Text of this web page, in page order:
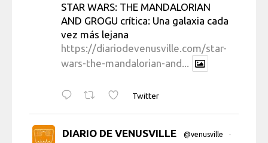
STAR WARS: THE MANDALORIAN
AND GROGU crítica: Una galaxia cada
vez más lejana
https://diariodevenusville.com/star-
wars-the-mandalorian-and...
Twitter
DIARIO DE VENUSVILLE @venusville
·